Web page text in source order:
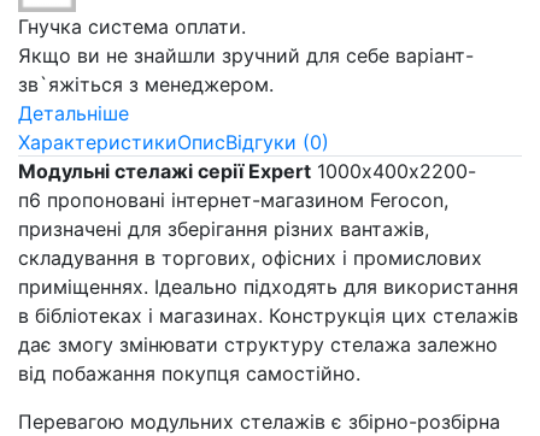
Гнучка система оплати.
Якщо ви не знайшли зручний для себе варіант-
зв`яжіться з менеджером.
Детальніше
ХарактеристикиОписВідгуки (0)
Модульні стелажі серії Expert 1000х400х2200-
п6 пропоновані інтернет-магазином Ferocon,
призначені для зберігання різних вантажів,
складування в торгових, офісних і промислових
приміщеннях. Ідеально підходять для використання
в бібліотеках і магазинах. Конструкція цих стелажів
дає змогу змінювати структуру стелажа залежно
від побажання покупця самостійно.
Перевагою модульних стелажів є збірно-розбірна